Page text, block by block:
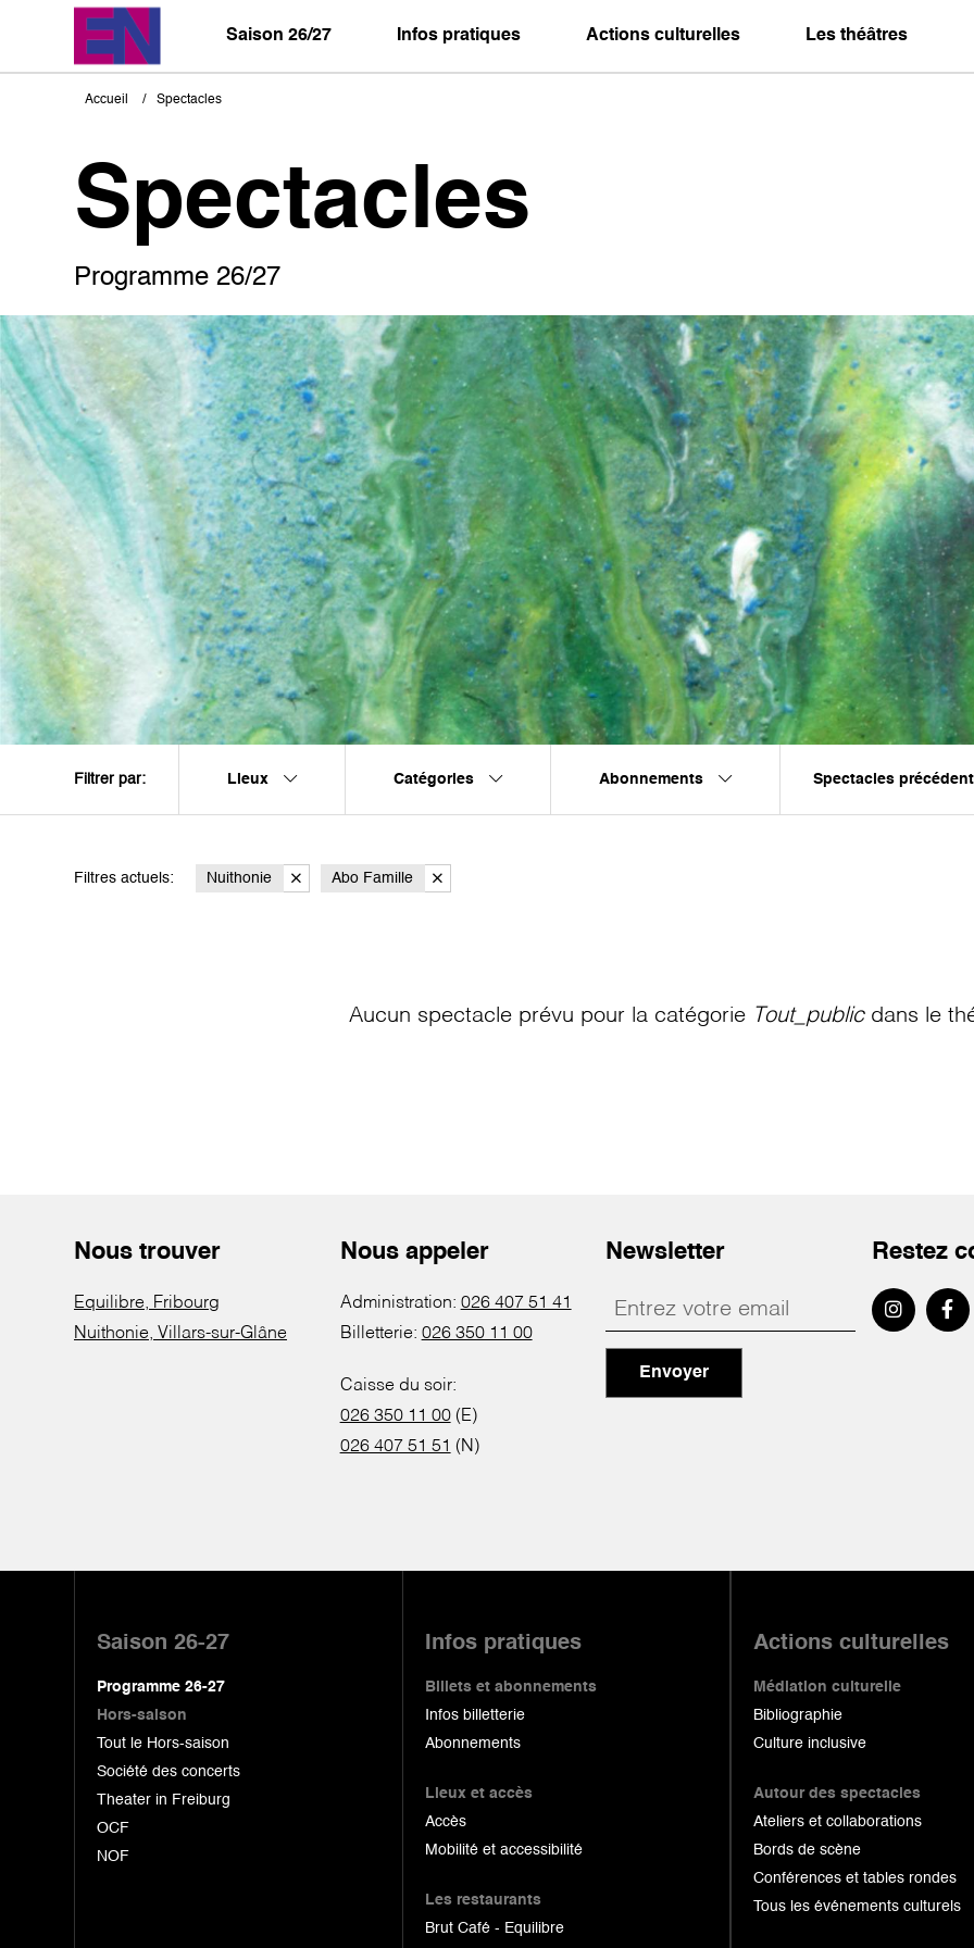
Saison 26/27 Infos pratiques Actions culturelles Les théâtres
Fil
Accueil Spectacles
Spectacles
Programme 26/27
Filtrer par: Lieux Catégories Abonnements Spectacles
Filtres actuels: Nuithonie Abo Famille
Aucun spectacle prévu pour la catégorie Tout_publicdans le
Nous trouver
Equilibre, Fribourg
Nuithonie, Villars-sur-Glâne
Nous appeler
Administration: 026 407 51 41
Billetterie: 026 350 11 00
Caisse du soir:
026 350 11 00(E)
026 407 51 51 (N)
Newsletter
Envoyer
Restez
Saison 26-27
Programme 26-27
Hors-saison
Tout le Hors-saison
Société des concerts
Theater in Freiburg
OCF
NOF
Infos pratiques
Billets et abonnements
Infos billetterie
Abonnements
Lieux et accès
Accès
Mobilité et accessibilité
Les restaurants
Brut Café - Equilibre
Actions culturelles
Médiation culturelle
Bibliographie
Culture inclusive
Autour des spectacles
Ateliers et collaborations
Bords de scène
Conférences et tables rondes
Tous les événements culturels